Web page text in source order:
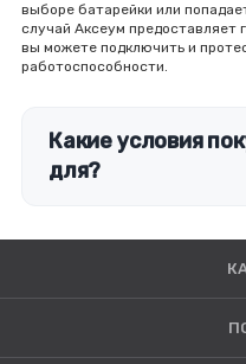
выборе батарейки или
случай Аксеум предоставляет
вы можете подключить и
работоспособности.
Какие условия
для?